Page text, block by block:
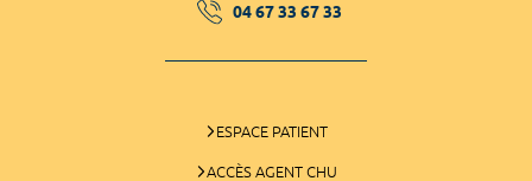
04 67 33 67 33
ESPACE PATIENT
ACCÈS AGENT CHU